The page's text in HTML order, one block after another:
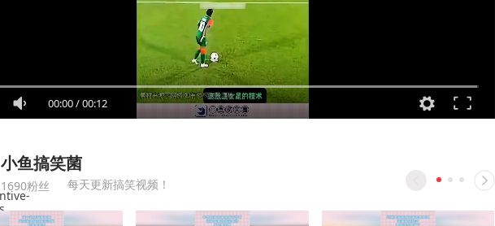
00:00/00:12
小鱼搞笑菌
1690粉丝 每天更新搞笑视频！